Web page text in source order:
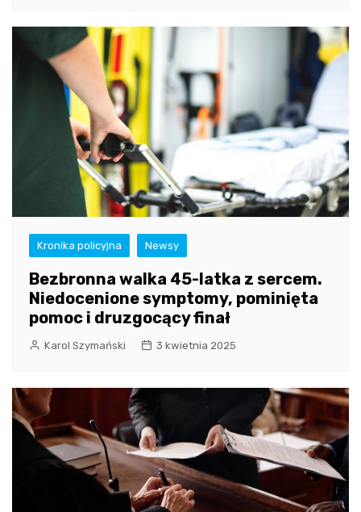
Kronika policyjna Newsy
Bezbronna walka 45-latka z sercem.
Niedocenione symptomy, pominięta
pomoc i druzgocący finał
Karol Szymański 3 kwietnia 2025